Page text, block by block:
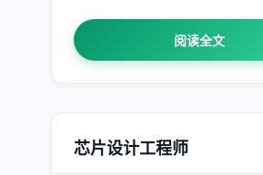
阅读全文
芯片设计工程师